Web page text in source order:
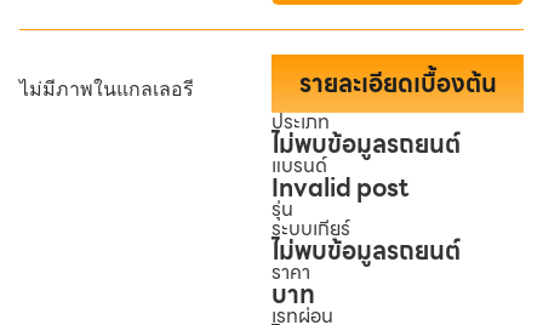
ไม่มีภาพในแกลเลอรี รายละเอียดเบื้องต้น
ประเภท
ไม่พบข้อมูลรถยนต์
แบรนด์
Invalid post
รุ่น
ระบบเกียร์
ไม่พบข้อมูลรถยนต์
ราคา
บาท
เรทผ่อน